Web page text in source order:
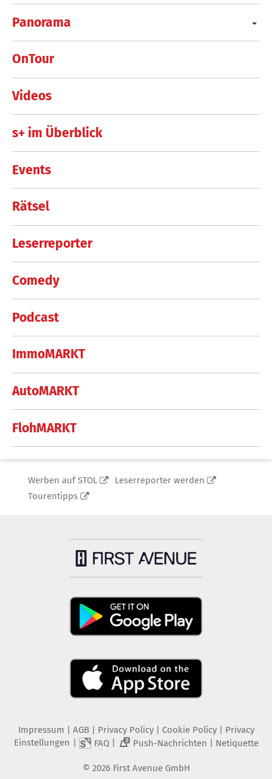
Panorama
OnTour
Videos
s+ im Überblick
Events
Rätsel
Leserreporter
Comedy
Podcast
ImmoMARKT
AutoMARKT
FlohMARKT
Werben auf STOL
Leserreporter werden
Tourentipps
Impressum | AGB | Privacy Policy| Cookie Policy| Privacy
Einstellungen | FAQ| 2 Push-Nachrichten | Netiquette
© 2026 First Avenue GmbH